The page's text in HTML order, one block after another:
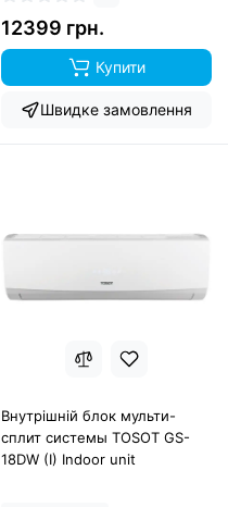
12399 грн.
Купити
Швидке замовлення
Внутрішній блок мульти-
сплит системы TOSOT GS-
18DW (I) Indoor unit